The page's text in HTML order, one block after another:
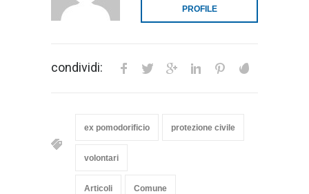
PROFILE
condividi:
ex pomodorificio protezione civile
volontari
Articoli Comune